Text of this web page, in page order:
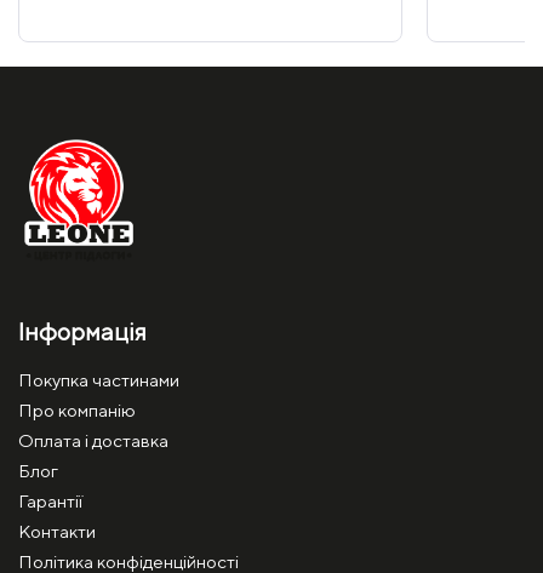
Інформація
Покупка частинами
Про компанію
Оплата і доставка
Блог
Гарантії
Контакти
Політика конфіденційності